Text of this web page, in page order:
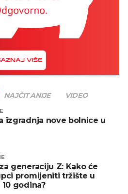
rizika jeste
raspodjela sredstava na
fondove. Na taj način se
jednog tržišta ili sektora, a
NAJČITANIJE VIDEO
izgradnja nove bolnice u
generaciju Z: Kako će
promijeniti tržište u
godina?